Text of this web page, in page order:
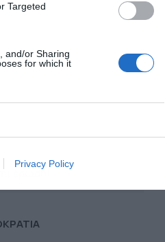
Targeted
and/or Sharing
for which it
Privacy Policy